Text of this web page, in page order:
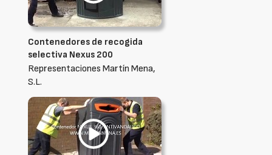
Contenedores de recogida
selectiva Nexus 200
Representaciones Martín Mena,
S.L.